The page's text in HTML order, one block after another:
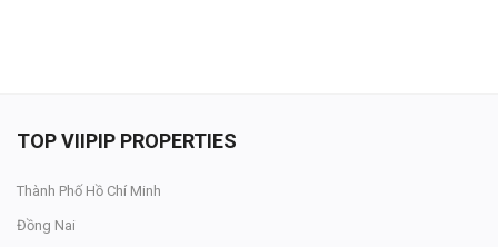
TOP VIIPIP PROPERTIES
Thành Phố Hồ Chí Minh
Đồng Nai